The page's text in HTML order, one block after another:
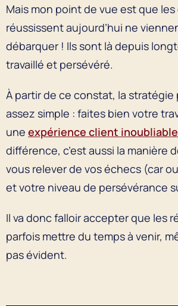
Mais mon point de vue est que
réussissent aujourd’hui ne
débarquer ! Ils sont là depuis
travaillé et persévéré.
À partir de ce constat, la stratégie
assez simple : faites bien votre
une expérience client inoubliable
différence, c’est aussi la manière
vous relever de vos échecs (car
et votre niveau de persévérance
Il va donc falloir accepter que les
parfois mettre du temps à venir,
pas évident.